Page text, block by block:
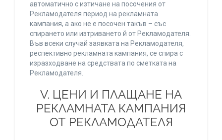
автоматично с изтичане на посочения от
Рекламодателя период на рекламната
кампания, а ако не е посочен такъв – със
спирането или изтриването й от Рекламодателя.
Във всеки случай заявката на Рекламодателя,
респективно рекламната кампания, се спира с
изразходване на средствата по сметката на
Рекламодателя.
V. ЦЕНИ И ПЛАЩАНЕ НА
РЕКЛАМНАТА КАМПАНИЯ
ОТ РЕКЛАМОДАТЕЛЯ